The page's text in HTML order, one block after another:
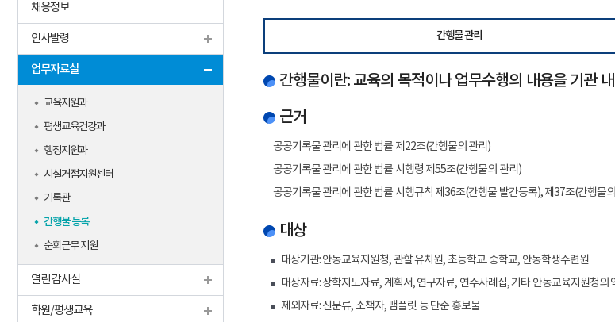
채용정보
인사발령
업무자료실
교육지원과
평생교육건강과
행정지원과
시설거점지원센터
기록관
간행물 등록
순회근무 지원
열린 감사실
학원/평생교육
간행물 관리
간행물이란: 교육의 목적이나 업무수행의 내용을 기관
근거
공공기록물 관리에 관한 법률 제22조(간행물의 관리)
공공기록물 관리에 관한 법률 시행령 제55조(간행물의 관리)
공공기록물 관리에 관한 법률 시행규칙 제36조(간행물 발간등록), 제37조(간행물
대상
대상기관: 안동교육지원청, 관할 유치원, 초등학교. 중학교, 안동학생수련원
대상자료: 장학지도자료, 계획서, 연구자료, 연수사례집, 기타 안동교육지원청의
제외자료: 신문류, 소책자, 팸플릿 등 단순 홍보물